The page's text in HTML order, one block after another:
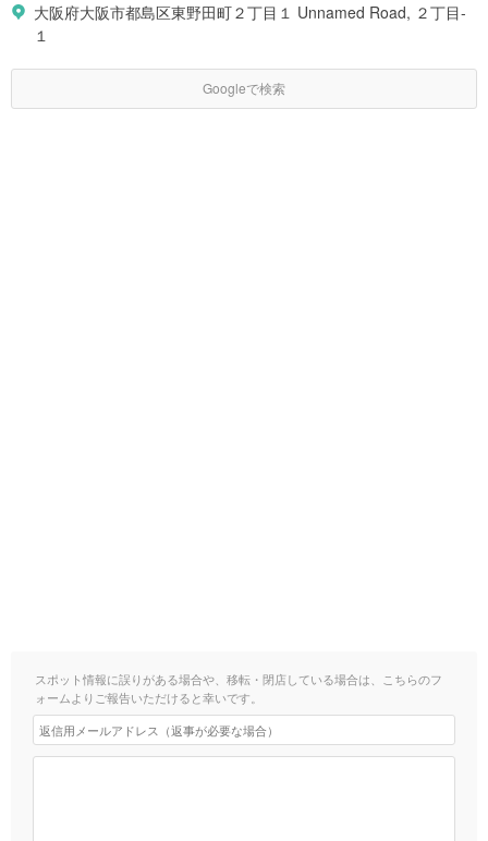
大阪府大阪市都島区東野田町２丁目１ Unnamed Road, ２丁目-
１
Googleで検索
スポット情報に誤りがある場合や、移転・閉店している場合は、こちらのフ
ォームよりご報告いただけると幸いです。